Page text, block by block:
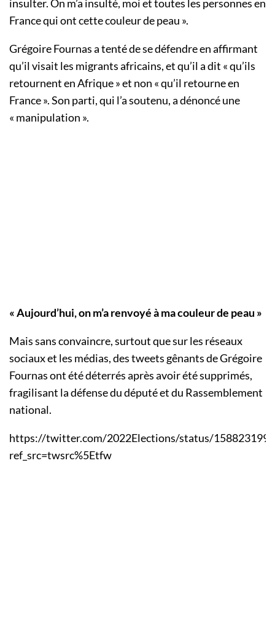
insulter. On m’a insulté, moi et toutes les personnes en
France qui ont cette couleur de peau ».
Grégoire Fournas a tenté de se défendre en affirmant
qu’il visait les migrants africains, et qu’il a dit « qu’ils
retournent en Afrique » et non « qu’il retourne en
France ». Son parti, qui l’a soutenu, a dénoncé une
« manipulation ».
« Aujourd’hui, on m’a renvoyé à ma couleur de peau »
Mais sans convaincre, surtout que sur les réseaux
sociaux et les médias, des tweets gênants de Grégoire
Fournas ont été déterrés après avoir été supprimés,
fragilisant la défense du député et du Rassemblement
national.
https://twitter.com/2022Elections/status/
ref_src=twsrc%5Etfw